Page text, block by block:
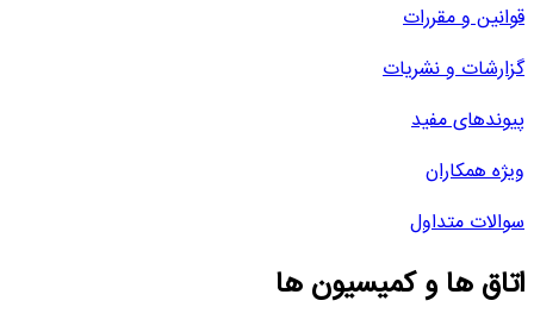
قوانین و مقررات
گزارشات و نشریات
پیوندهای مفید
ویژه همکاران
سوالات متداول
اتاق ها و کمیسیون ها